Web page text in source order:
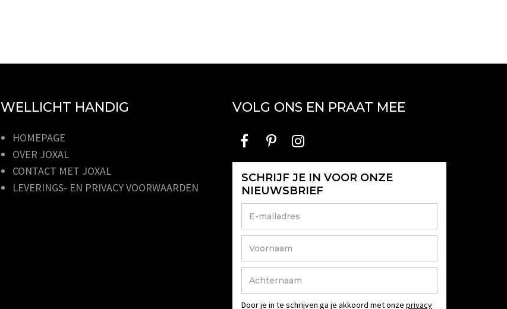
WELLICHT HANDIG
HOMEPAGE
OVER JOXAL
CONTACT MET JOXAL
LEVERINGS- EN PRIVACY VOORWAARDEN
VOLG ONS EN PRAAT MEE
SCHRIJF JE IN VOOR ONZE
NIEUWSBRIEF
Door je in te schrijven ga je akkoord met onze privacy